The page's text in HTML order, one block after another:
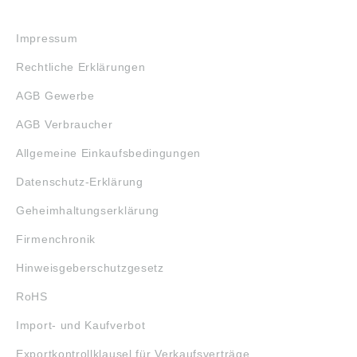
Impressum
Rechtliche Erklärungen
AGB Gewerbe
AGB Verbraucher
Allgemeine Einkaufsbedingungen
Datenschutz-Erklärung
Geheimhaltungserklärung
Firmenchronik
Hinweisgeberschutzgesetz
RoHS
Import- und Kaufverbot
Exportkontrollklausel für Verkaufsverträge